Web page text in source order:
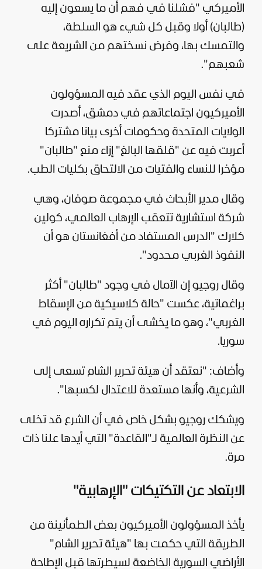
الأميركي "فشلنا في فهم أن ما يسعون إليه
(طالبان) أولا وقبل كل شيء هو السلطة،
والتمسك بها، وفرض نسختهم من الشريعة على
شعبهم".
في نفس اليوم الذي عقد فيه المسؤولون
الأميركيون اجتماعاتهم في دمشق، أصدرت
الولايات المتحدة وحكومات أخرى بيانا مشتركا
أعربت فيه عن "قلقها البالغ" إزاء منع "طالبان"
مؤخرا للنساء والفتيات من الالتحاق بكليات الطب.
وقال مدير الأبحاث في مجموعة صوفان، وهي
شركة استشارية تتعقب الإرهاب العالمي، كولين
كلارك "الدرس المستفاد من أفغانستان هو أن
النفوذ الغربي محدود".
وقال روجيو إن الآمال في وجود "طالبان" أكثر
براغماتية، عكست "حالة كلاسيكية من الإسقاط
الغربي"، وهو ما يخشى أن يتم تكراره اليوم في
سوريا.
وأضاف: "نعتقد أن هيئة تحرير الشام تسعى إلى
الشرعية، وأنها مستعدة للاعتدال لكسبها".
ويشكك روجيو بشكل خاص في أن الشرع قد تخلى
عن النظرة العالمية لـ"القاعدة" التي أيدها علنا ذات
مرة.
الابتعاد عن التكتيكات "الإرهابية"
يأخذ المسؤولون الأميركيون بعض الطمأنينة من
الطريقة التي حكمت بها "هيئة تحرير الشام"
الأراضي السورية الخاضعة لسيطرتها قبل الإطاحة